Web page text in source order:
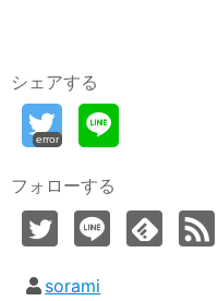
シェアする
error
フォローする
sorami